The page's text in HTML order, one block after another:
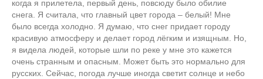
когда я прилетела, первый день, повсюду было обилие
снега. Я считала, что главный цвет города – белый! Мне
было всегда холодно. Я думаю, что снег придает городу
красивую атмосферу и делает город лёгким и изящным. Но,
я видела людей, которые шли по реке у мне это кажется
очень странным и опасным. Может быть это нормально для
русских. Сейчас, погода лучше иногда светит солнце и небо